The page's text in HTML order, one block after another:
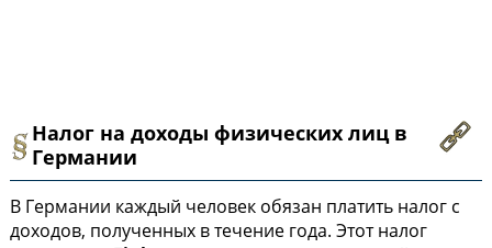
Налог на доходы физических лиц в
Германии
В Германии каждый человек обязан платить налог с
доходов, полученных в течение года. Этот налог